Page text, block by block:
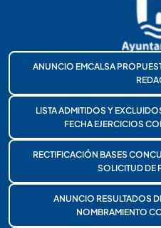
ANUNCIO EMCALSA
LISTA ADMITIDOS Y
FECHA EJERCICIOS
RECTIFICACIÓN BASES
SOLICITUD DE
ANUNCIO RESULTADOS
NOMBRAMIENTO